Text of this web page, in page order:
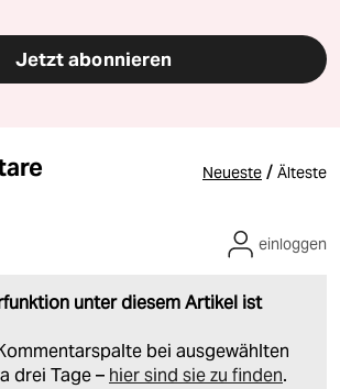
Jetzt abonnieren
Neueste / Älteste
unter diesem Artikel ist
bei ausgewählten
drei Tage – hier sind sie zu finden.
einloggen